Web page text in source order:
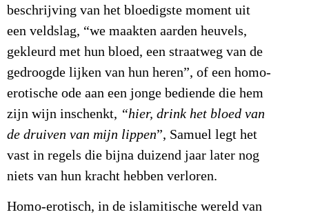
beschrijving van het bloedigste moment uit
een veldslag, “we maakten aarden heuvels,
gekleurd met hun bloed, een straatweg van de
gedroogde lijken van hun heren”, of een homo-
erotische ode aan een jonge bediende die hem
zijn wijn inschenkt, “hier, drink het bloed van
de druiven van mijn lippen”, Samuel legt het
vast in regels die bijna duizend jaar later nog
niets van hun kracht hebben verloren.
Homo-erotisch, in de islamitische wereld van